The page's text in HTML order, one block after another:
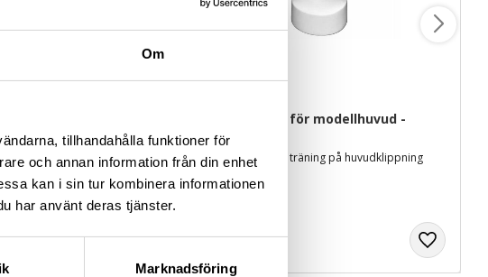
Om
tillhandahålla funktioner för
och annan information från din enhet
kan i sin tur kombinera informationen
har använt deras tjänster.
Marknadsföring
Utan päls
Starzclub Päls för modellhuvud -
silver/vit
För utbildning och träning på huvudklippning
159kr